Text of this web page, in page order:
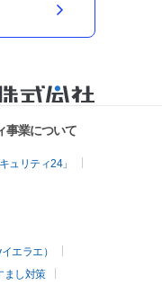
事業について
ュリティ24」
エラエ）
まし対策